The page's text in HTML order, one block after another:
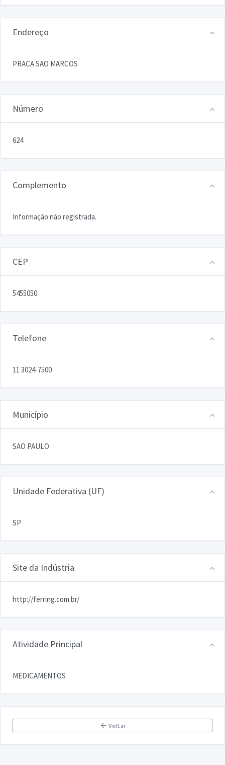
Endereço
PRACA SAO MARCOS
Número
624
Complemento
Informação não registrada.
CEP
5455050
Telefone
11 3024-7500
Município
SAO PAULO
Unidade Federativa (UF)
SP
Site da Indústria
http://ferring.com.br/
Atividade Principal
MEDICAMENTOS
Voltar